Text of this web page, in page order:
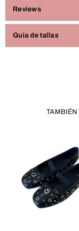
Reviews
Guia de tallas
TAMBIÉN